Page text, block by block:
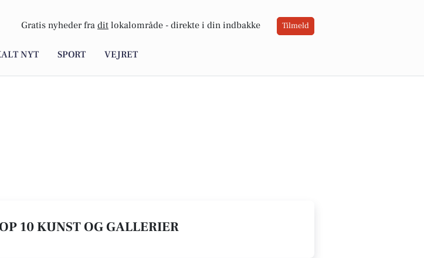
Gratis nyheder fra dit lokalområde - direkte i din indbakke Tilmeld
NYT SPORT VEJRET
10 KUNST OG GALLERIER